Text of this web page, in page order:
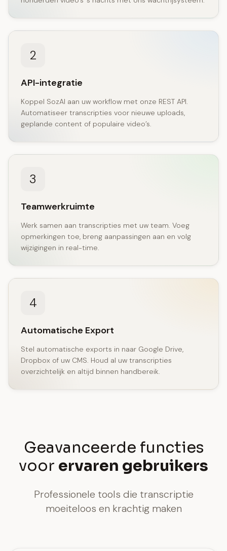
2
API-integratie
Koppel SozAI aan uw workflow met onze REST API.
Automatiseer transcripties voor nieuwe uploads,
geplande content of populaire video’s.
3
Teamwerkruimte
Werk samen aan transcripties met uw team. Voeg
opmerkingen toe, breng aanpassingen aan en volg
wijzigingen in real-time.
4
Automatische Export
Stel automatische exports in naar Google Drive,
Dropbox of uw CMS. Houd al uw transcripties
overzichtelijk en altijd binnen handbereik.
Geavanceerde functies
voor ervaren gebruikers
Professionele tools die transcriptie
moeiteloos en krachtig maken